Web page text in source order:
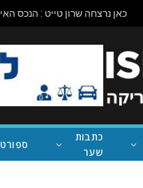
כתבות
שער
ספורט